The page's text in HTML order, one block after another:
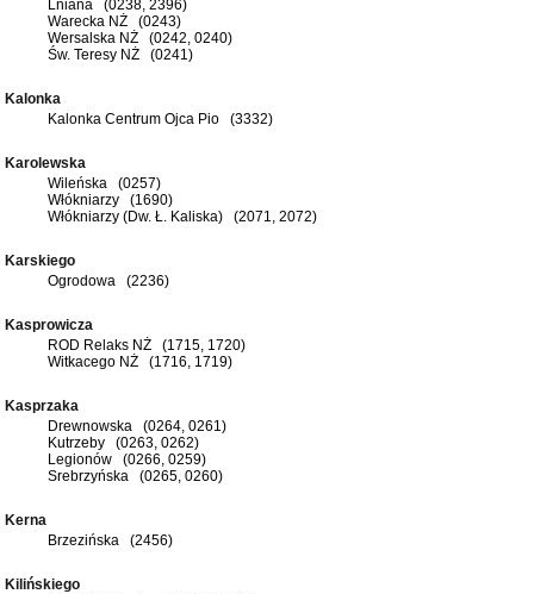
Lniana (0238, 2396)
Warecka NŻ (0243)
Wersalska NŻ (0242, 0240)
Św. Teresy NŻ (0241)
Kalonka
Kalonka Centrum Ojca Pio (3332)
Karolewska
Wileńska (0257)
Włókniarzy (1690)
Włókniarzy (Dw. Ł. Kaliska) (2071, 2072)
Karskiego
Ogrodowa (2236)
Kasprowicza
ROD Relaks NŻ (1715, 1720)
Witkacego NŻ (1716, 1719)
Kasprzaka
Drewnowska (0264, 0261)
Kutrzeby (0263, 0262)
Legionów (0266, 0259)
Srebrzyńska (0265, 0260)
Kerna
Brzezińska (2456)
Kilińskiego